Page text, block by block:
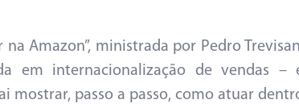
Amazon”, ministrada por Pedro
em internacionalização de vendas –
mostrar, passo a passo, como atuar